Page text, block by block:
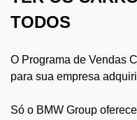
TODOS
O Programa de Vendas
para sua empresa
Só o BMW Group